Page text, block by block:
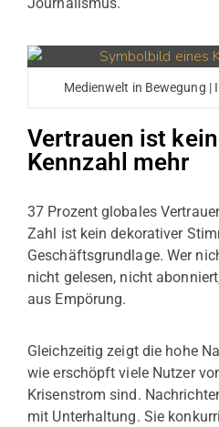
Medienwelt in Bewegung |
Vertrauen ist
Kennzahl mehr
37 Prozent globales
Zahl ist kein dekorativer
Geschäftsgrundlage. Wer
nicht gelesen, nicht
aus Empörung.
Gleichzeitig zeigt die hohe
wie erschöpft viele Nutzer
Krisenstrom sind.
mit Unterhaltung. Sie